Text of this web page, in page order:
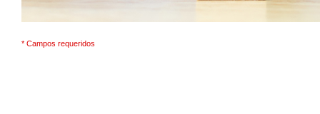
* Campos requeridos